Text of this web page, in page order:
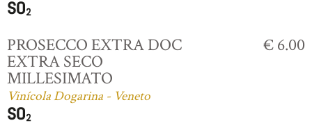
PROSECCO EXTRA DOC
EXTRA SECO
MILLESIMATO
Vinícola Dogarina - Veneto
€ 6.00